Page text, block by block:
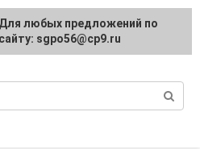
водопровод,
Для любых предложений по
сайту: sgpo56@cp9.ru